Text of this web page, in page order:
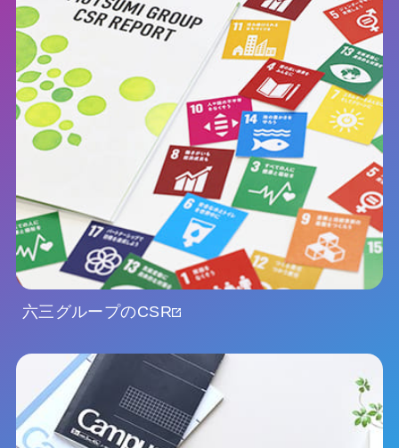
六三グループのCSR